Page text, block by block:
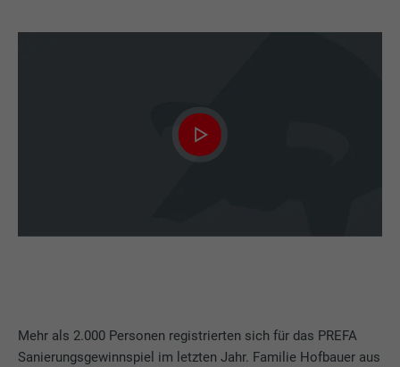
Mehr als 2.000 Personen registrierten sich für das PREFA
Sanierungsgewinnspiel im letzten Jahr. Familie Hofbauer aus